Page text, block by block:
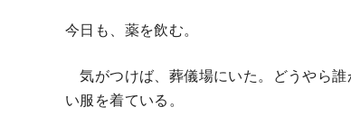
今日も、薬を飲む。
気がつけば、葬儀場にいた。どうやら
い服を着ている。